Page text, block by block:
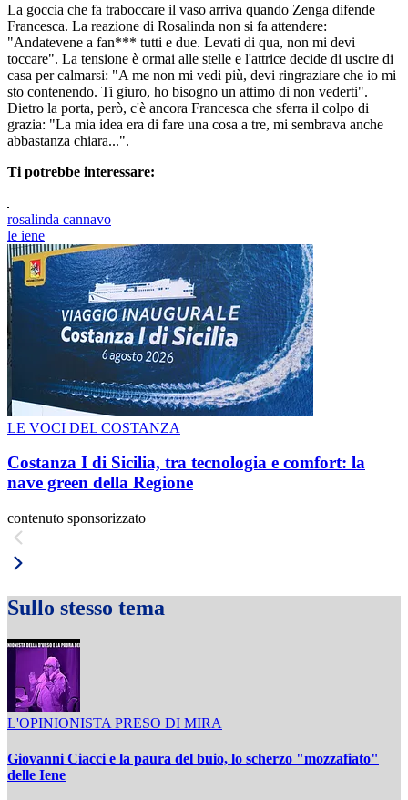
La goccia che fa traboccare il vaso arriva quando Zenga difende
Francesca. La reazione di Rosalinda non si fa attendere:
"Andatevene a fan*** tutti e due. Levati di qua, non mi devi
toccare". La tensione è ormai alle stelle e l'attrice decide di uscire di
casa per calmarsi: "A me non mi vedi più, devi ringraziare che io mi
sto contenendo. Ti giuro, ho bisogno un attimo di non vederti".
Dietro la porta, però, c'è ancora Francesca che sferra il colpo di
grazia: "La mia idea era di fare una cosa a tre, mi sembrava anche
abbastanza chiara...".
Ti potrebbe interessare:
rosalinda cannavo
le iene
LE VOCI DEL COSTANZA
Costanza I di Sicilia, tra tecnologia e comfort: la
nave green della Regione
contenuto sponsorizzato
Sullo stesso tema
L'OPINIONISTA PRESO DI MIRA
Giovanni Ciacci e la paura del buio, lo scherzo "mozzafiato"
delle Iene